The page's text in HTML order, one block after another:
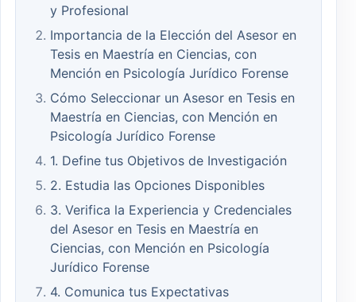
y Profesional
Importancia de la Elección del Asesor en
Tesis en Maestría en Ciencias, con
Mención en Psicología Jurídico Forense
Cómo Seleccionar un Asesor en Tesis en
Maestría en Ciencias, con Mención en
Psicología Jurídico Forense
1. Define tus Objetivos de Investigación
2. Estudia las Opciones Disponibles
3. Verifica la Experiencia y Credenciales
del Asesor en Tesis en Maestría en
Ciencias, con Mención en Psicología
Jurídico Forense
4. Comunica tus Expectativas